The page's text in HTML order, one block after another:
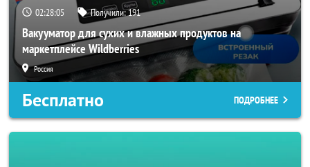
02:28:04 Получили:191
Вакууматор для сухих и влажных продуктов на
маркетплейсе Wildberries
Россия
Бесплатно ПОДРОБНЕЕ